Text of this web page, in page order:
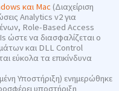
και Mac (Διαχείριση
Analytics v2 για
Role-Based Access
ώστε να διασφαλίζεται ο
και DLL Control
εύκολα τα επικίνδυνα
Υποστήριξη) ενημερώθηκε
υποστήριξη